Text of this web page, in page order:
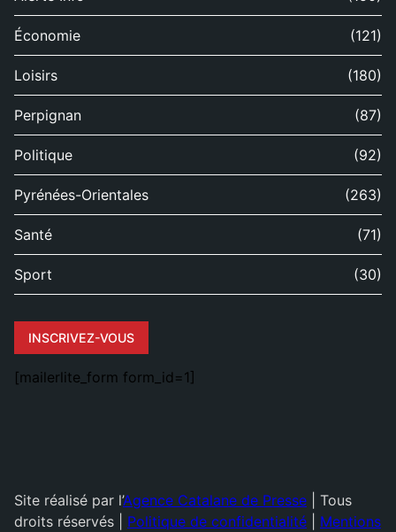
Économie (121)
Loisirs (180)
Perpignan (87)
Politique (92)
Pyrénées-Orientales (263)
Santé (71)
Sport (30)
INSCRIVEZ-VOUS
[mailerlite_form form_id=1]
Site réalisé par l’Agence Catalane de Presse | Tous
droits réservés | Politique de confidentialité
Mentions